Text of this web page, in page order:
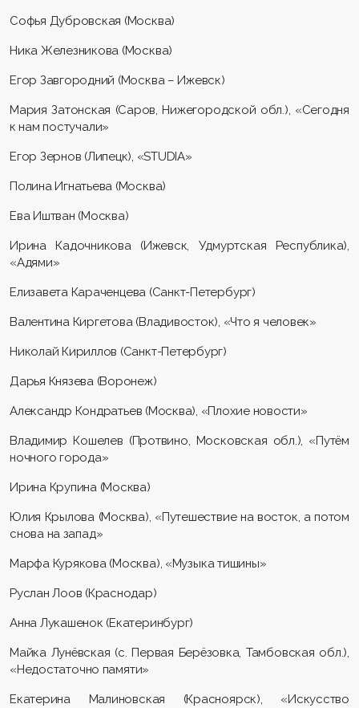
Софья Дубровская (Москва)
Ника Железникова (Москва)
Егор Завгородний (Москва – Ижевск)
Мария Затонская (Саров, Нижегородской обл.), «Сегодня
к нам постучали»
Егор Зернов (Липецк), «STUDIA»
Полина Игнатьева (Москва)
Ева Иштван (Москва)
Ирина Кадочникова (Ижевск, Удмуртская Республика),
«Адями»
Елизавета Караченцева (Санкт-Петербург)
Валентина Киргетова (Владивосток), «Что я человек»
Николай Кириллов (Санкт-Петербург)
Дарья Князева (Воронеж)
Александр Кондратьев (Москва), «Плохие новости»
Владимир Кошелев (Протвино, Московская обл.), «Путём
ночного города»
Ирина Крупина (Москва)
Юлия Крылова (Москва), «Путешествие на восток, а потом
снова на запад»
Марфа Курякова (Москва), «Музыка тишины»
Руслан Лоов (Краснодар)
Анна Лукашенок (Екатеринбург)
Майка Лунёвская (с. Первая Берёзовка, Тамбовская обл.),
«Недостаточно памяти»
Екатерина Малиновская (Красноярск), «Искусство